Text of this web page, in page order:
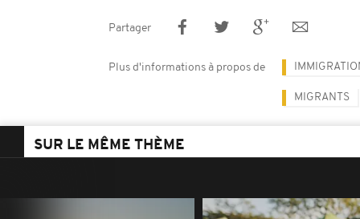
Partager
Plus d'informations à propos de
MIGRANTS
SUR LE MÊME THÈME